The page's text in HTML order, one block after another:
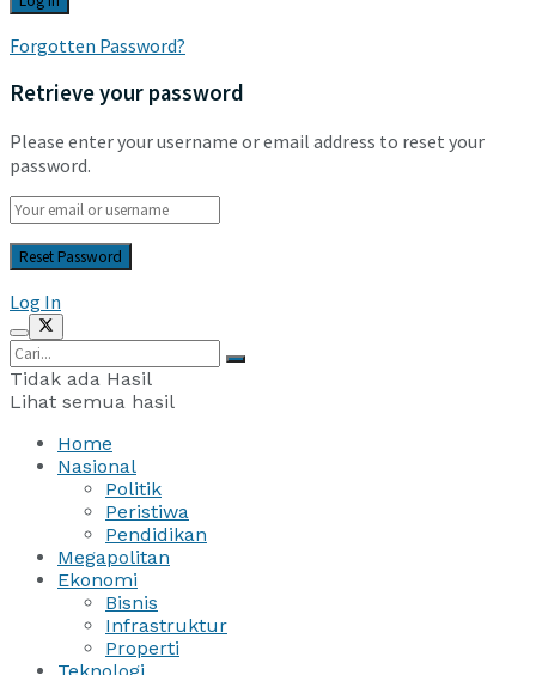
Forgotten Password?
Retrieve your password
Please enter your username or email address to reset your
password.
Log In
Tidak ada Hasil
Lihat semua hasil
Home
Nasional
Politik
Peristiwa
Pendidikan
Megapolitan
Ekonomi
Bisnis
Infrastruktur
Properti